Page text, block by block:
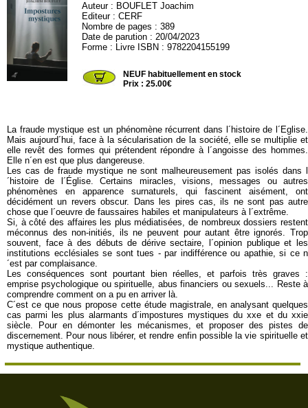
Auteur : BOUFLET Joachim
Editeur :CERF
Nombre de pages : 389
Date de parution : 20/04/2023
Forme : Livre ISBN : 9782204155199
NEUF habituellement en stock
Prix : 25.00€
La fraude mystique est un phénomène récurrent dans l´histoire de l´Eglise.
Mais aujourd´hui, face à la sécularisation de la société, elle se multiplie et
elle revêt des formes qui prétendent répondre à l´angoisse des hommes.
Elle n´en est que plus dangereuse.
Les cas de fraude mystique ne sont malheureusement pas isolés dans l
´histoire de l´Église. Certains miracles, visions, messages ou autres
phénomènes en apparence surnaturels, qui fascinent aisément, ont
décidément un revers obscur. Dans les pires cas, ils ne sont pas autre
chose que l´oeuvre de faussaires habiles et manipulateurs à l´extrême.
Si, à côté des affaires les plus médiatisées, de nombreux dossiers restent
méconnus des non-initiés, ils ne peuvent pour autant être ignorés. Trop
souvent, face à des débuts de dérive sectaire, l´opinion publique et les
institutions ecclésiales se sont tues - par indifférence ou apathie, si ce n
´est par complaisance.
Les conséquences sont pourtant bien réelles, et parfois très graves :
emprise psychologique ou spirituelle, abus financiers ou sexuels... Reste à
comprendre comment on a pu en arriver là.
C´est ce que nous propose cette étude magistrale, en analysant quelques
cas parmi les plus alarmants d´impostures mystiques du xxe et du xxie
siècle. Pour en démonter les mécanismes, et proposer des pistes de
discernement. Pour nous libérer, et rendre enfin possible la vie spirituelle et
mystique authentique.